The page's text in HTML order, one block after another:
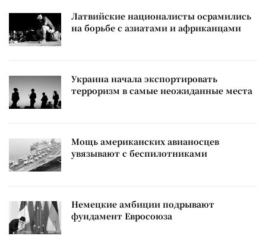
Латвийские националисты осрамились
на борьбе с азиатами и африканцами
Украина начала экспортировать
терроризм в самые неожиданные места
Мощь американских авианосцев
увязывают с беспилотниками
Немецкие амбиции подрывают
фундамент Евросоюза